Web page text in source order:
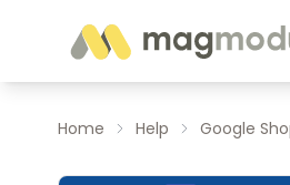
Home Help Google